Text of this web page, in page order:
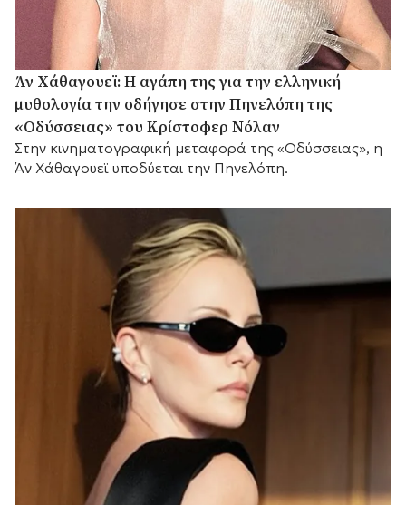
Άν Χάθαγουεϊ: Η αγάπη της για την ελληνική
μυθολογία την οδήγησε στην Πηνελόπη της
«Οδύσσειας» του Κρίστοφερ Νόλαν
Στην κινηματογραφική μεταφορά της «Οδύσσειας», η
Άν Χάθαγουεϊ υποδύεται την Πηνελόπη.